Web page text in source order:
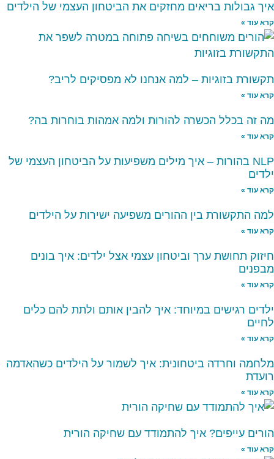
איך גבולות בריאים מחזקים את הביטחון העצמי של הילדים
קרא עוד »
תקשורת בזוגיות – למה אנחנו לא מפסיקים לריב?
קרא עוד »
מה זה בכלל הכשרה להורות ולמה אמהות בוחרות בה?
קרא עוד »
NLP בהורות – איך מילים משפיעות על הביטחון העצמי של
ילדים
קרא עוד »
למה התקשורת בין ההורים משפיעה ישירות על הילדים
קרא עוד »
חיזוק תחושת ערך וביטחון עצמי אצל ילדים: איך בונים
מבפנים
קרא עוד »
ילדים רגישים במיוחד: איך להבין אותם ולתת להם כלים
לחיים
קרא עוד »
מלחמה וחרדה ביטחונית: איך לשמור על הילדים כשהאדמה
רועדת
קרא עוד »
הורים עייפים? איך להתמודד עם שחיקה הורית
קרא עוד »